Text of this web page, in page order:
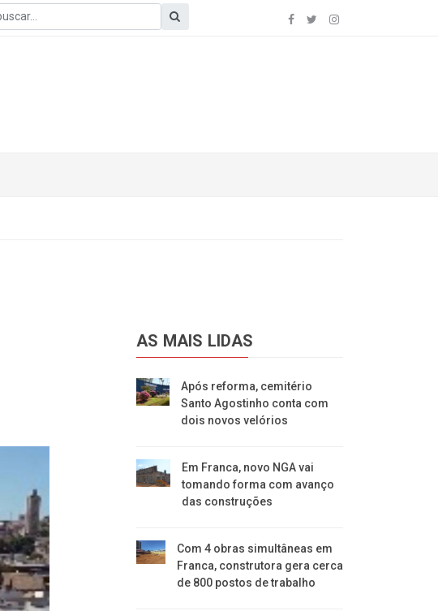
AS MAIS LIDAS
Após reforma, cemitério
Santo Agostinho conta com
dois novos velórios
Em Franca, novo NGA vai
tomando forma com avanço
das construções
Com 4 obras simultâneas em
Franca, construtora gera cerca
de 800 postos de trabalho